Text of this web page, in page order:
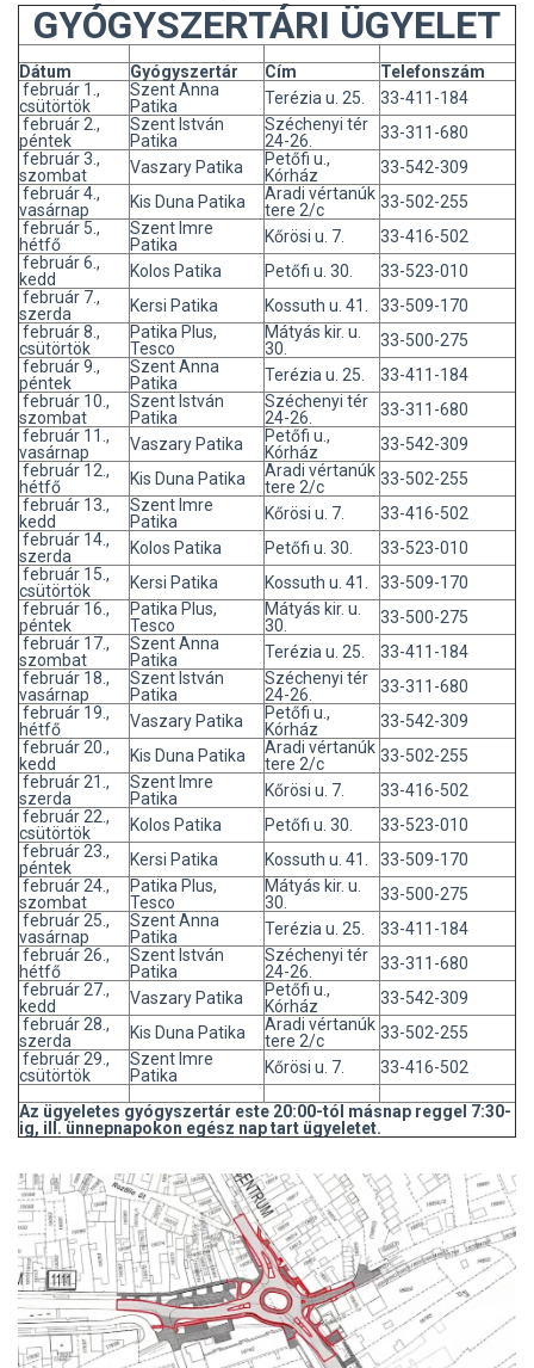
GYÓGYSZERTÁRI ÜGYELET
Dátum Gyógyszertár Cím
Telefonszám
február 1.,
csütörtök
Szent Anna
Patika
Terézia u. 25.
33-411-184
február 2.,
péntek
Szent István
Patika
Széchenyi tér
24-26.
33-311-680
február 3.,
szombat
Vaszary Patika
Petőfi u.,
Kórház
33-542-309
február 4.,
vasárnap
Kis Duna Patika
Aradi vértanúk
tere 2/c
33-502-255
február 5.,
hétfő
Szent Imre
Patika
Kőrösi u. 7.
33-416-502
február 6.,
kedd
Kolos Patika Petőfi u. 30.
33-523-010
február 7.,
szerda
Kersi Patika Kossuth u. 41.
33-509-170
február 8.,
csütörtök
Patika Plus,
Tesco
Mátyás kir. u.
30.
33-500-275
február 9.,
péntek
Szent Anna
Patika
Terézia u. 25.
33-411-184
február 10.,
szombat
Szent István
Patika
Széchenyi tér
24-26.
33-311-680
február 11.,
vasárnap
Vaszary Patika
Petőfi u.,
Kórház
33-542-309
február 12.,
hétfő
Kis Duna Patika
Aradi vértanúk
tere 2/c
33-502-255
február 13.,
kedd
Szent Imre
Patika
Kőrösi u. 7.
33-416-502
február 14.,
szerda
Kolos Patika Petőfi u. 30.
33-523-010
február 15.,
csütörtök
Kersi Patika Kossuth u. 41.
33-509-170
február 16.,
péntek
Patika Plus,
Tesco
Mátyás kir. u.
30.
33-500-275
február 17.,
szombat
Szent Anna
Patika
Terézia u. 25.
33-411-184
február 18.,
vasárnap
Szent István
Patika
Széchenyi tér
24-26.
33-311-680
február 19.,
hétfő
Vaszary Patika
Petőfi u.,
Kórház
33-542-309
február 20.,
kedd
Kis Duna Patika
Aradi vértanúk
tere 2/c
33-502-255
február 21.,
szerda
Szent Imre
Patika
Kőrösi u. 7.
33-416-502
február 22.,
csütörtök
Kolos Patika Petőfi u. 30.
33-523-010
február 23.,
péntek
Kersi Patika Kossuth u. 41.
33-509-170
február 24.,
szombat
Patika Plus,
Tesco
Mátyás kir. u.
30.
33-500-275
február 25.,
vasárnap
Szent Anna
Patika
Terézia u. 25.
33-411-184
február 26.,
hétfő
Szent István
Patika
Széchenyi tér
24-26.
33-311-680
február 27.,
kedd
Vaszary Patika
Petőfi u.,
Kórház
33-542-309
február 28.,
szerda
Kis Duna Patika
Aradi vértanúk
tere 2/c
33-502-255
február 29.,
csütörtök
Szent Imre
Patika
Kőrösi u. 7. 33-416-502
Az ügyeletes gyógyszertár este 20:00-tól másnap reggel 7:30-
ig, ill. ünnepnapokon egész nap tart ügyeletet.